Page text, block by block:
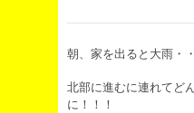
朝、家を出ると大雨・
北部に進むに連れてど
に！！！